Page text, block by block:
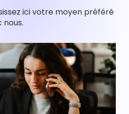
ici votre moyen préféré